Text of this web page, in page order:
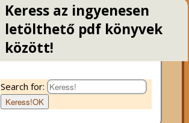
Keress az ingyenesen
letölthető pdf könyvek
között!
Search for:
Keress!OK